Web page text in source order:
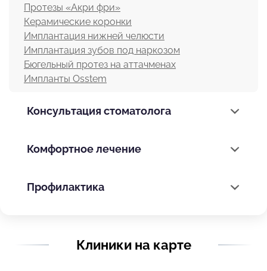
Протезы «Акри фри»
Керамические коронки
Имплантация нижней челюсти
Имплантация зубов под наркозом
Бюгельный протез на аттачменах
Импланты Osstem
Консультация стоматолога
Комфортное лечение
Профилактика
Клиники на карте